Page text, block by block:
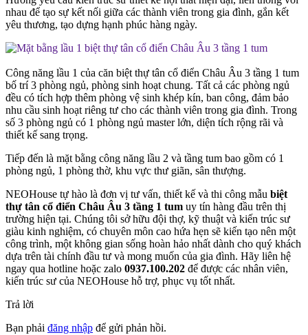
nhau để tạo sự kết nối giữa các thành viên trong gia đình, gắn kết
yêu thương, tạo dựng hạnh phúc hàng ngày.
Công năng lầu 1 của căn biệt thự tân cổ điển Châu Âu 3 tầng 1 tum
bố trí 3 phòng ngủ, phòng sinh hoạt chung. Tất cả các phòng ngủ
đều có tích hợp thêm phòng vệ sinh khép kín, ban công, đảm bảo
nhu cầu sinh hoạt riêng tư cho các thành viên trong gia đình. Trong
số 3 phòng ngủ có 1 phòng ngủ master lớn, diện tích rộng rãi và
thiết kế sang trọng.
Tiếp đến là mặt bằng công năng lầu 2 và tầng tum bao gồm có 1
phòng ngủ, 1 phòng thờ, khu vực thư giãn, sân thượng.
NEOHouse tự hào là đơn vị tư vấn, thiết kế và thi công mẫu biệt
thự tân cổ điển Châu Âu 3 tầng 1 tum uy tín hàng đầu trên thị
trường hiện tại. Chúng tôi sở hữu đội thợ, kỹ thuật và kiến trúc sư
giàu kinh nghiệm, có chuyên môn cao hứa hẹn sẽ kiến tạo nên một
công trình, một không gian sống hoàn hảo nhất dành cho quý khách
dựa trên tài chính đầu tư và mong muốn của gia đình. Hãy liên hệ
ngay qua hotline hoặc zalo 0937.100.202 để được các nhân viên,
kiến trúc sư của NEOHouse hỗ trợ, phục vụ tốt nhất.
Trả lời
Bạn phải đăng nhập để gửi phản hồi.